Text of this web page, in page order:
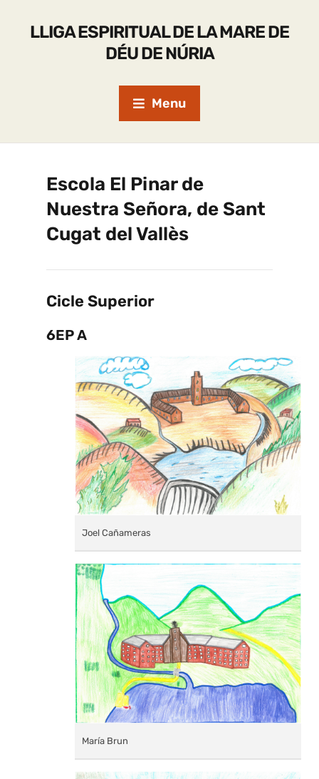
LLIGA ESPIRITUAL DE LA MARE DE
DÉU DE NÚRIA
Menu
Escola El Pinar de
Nuestra Señora, de Sant
Cugat del Vallès
Cicle Superior
6EP A
Joel Cañameras
María Brun